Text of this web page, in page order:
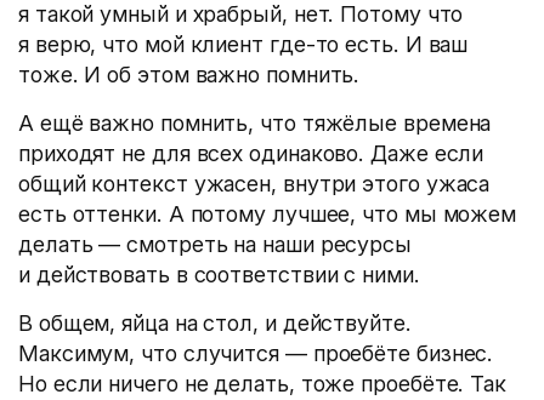
я такой умный и храбрый, нет. Потому что
я верю, что мой клиент где-то есть. И ваш
тоже. И об этом важно помнить.
А ещё важно помнить, что тяжёлые времена
приходят не для всех одинаково. Даже если
общий контекст ужасен, внутри этого ужаса
есть оттенки. А потому лучшее, что мы можем
делать — смотреть на наши ресурсы
и действовать в соответствии с ними.
В общем, яйца на стол, и действуйте.
Максимум, что случится — проебёте бизнес.
Но если ничего не делать, тоже проебёте. Так